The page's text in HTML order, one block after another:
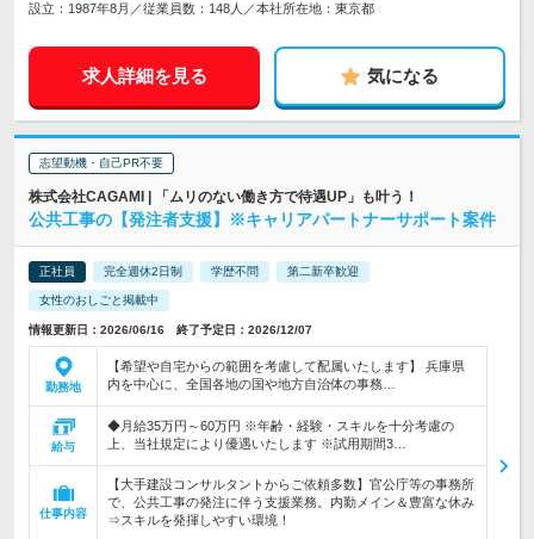
設立：1987年8月／従業員数：148人／本社所在地：東京都
求人詳細を見る 気になる
志望動機・自己PR不要
株式会社CAGAMI | 「ムリのない働き方で待遇UP」も叶う！
公共工事の【発注者支援】※キャリアパートナーサポート案件
正社員 完全週休2日制 学歴不問 第二新卒歓迎
女性のおしごと掲載中
情報更新日：2026/06/16 終了予定日：2026/12/07
勤務地
【希望や自宅からの範囲を考慮して配属いたします】 兵庫県
内を中心に、全国各地の国や地方自治体の事務…
給与
◆月給35万円～60万円 ※年齢・経験・スキルを十分考慮の
上、当社規定により優遇いたします ※試用期間3…
仕事内容
【大手建設コンサルタントからご依頼多数】官公庁等の事務所
で、公共工事の発注に伴う支援業務。内勤メイン＆豊富な休み
⇒スキルを発揮しやすい環境！